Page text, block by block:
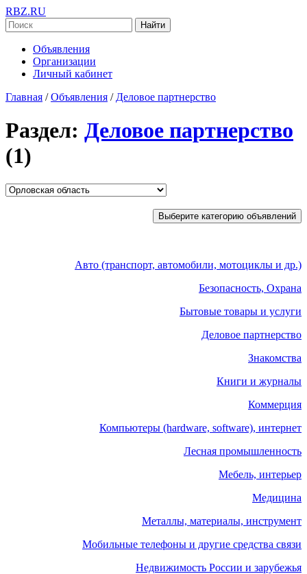
RBZ.RU
Найти
Объявления
Организации
Личный кабинет
Главная / Объявления / Деловое партнерство
Раздел: Деловое партнерство
(1)
Выберите категорию объявлений
Авто (транспорт, автомобили, мотоциклы и др.)
Безопасность, Охрана
Бытовые товары и услуги
Деловое партнерство
Знакомства
Книги и журналы
Коммерция
Компьютеры (hardware, software), интернет
Лесная промышленность
Мебель, интерьер
Медицина
Металлы, материалы, инструмент
Мобильные телефоны и другие средства связи
Недвижимость России и зарубежья